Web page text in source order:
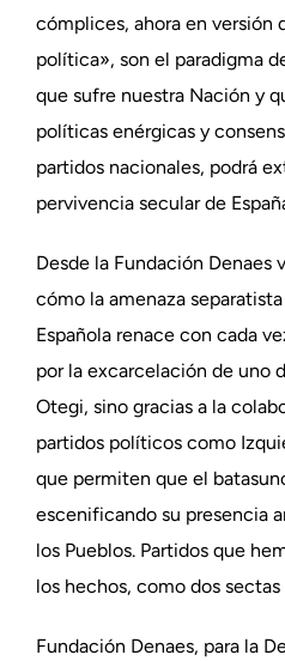
cómplices, ahora en versión
política», son el paradigma
que sufre nuestra Nación y
políticas enérgicas y
partidos nacionales, podrá
pervivencia secular de
Desde la Fundación Denaes
cómo la amenaza
Española renace con cada
por la excarcelación de uno
Otegi, sino gracias a la
partidos políticos como
que permiten que el
escenificando su presencia
los Pueblos. Partidos que
los hechos, como dos
Fundación Denaes, para la